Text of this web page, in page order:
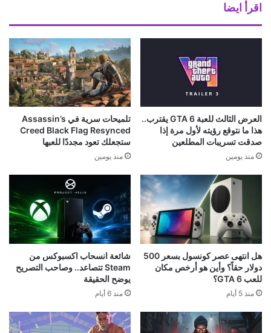
اقرأ ايضا
العرض الثالث للعبة GTA 6 يقترب..
هذا ما نتوقع رؤيته لأول مرة إذا
صدقت تسريبات المطلعين
منذ يومين
تلميحات سرية في Assassin’s
Creed Black Flag Resynced
ستجعلك تعود مجددًا للعبها
منذ يومين
هل انتهى عصر كونسول بسعر 500
دولار حقاً؟ وأين هو أرخص مكان
للعب GTA 6؟
منذ 5 أيام
شائعة انسحاب اكسبوكس من
Steam تتصاعد.. وصاحب التصريح
يوضح الحقيقة
منذ 6 أيام